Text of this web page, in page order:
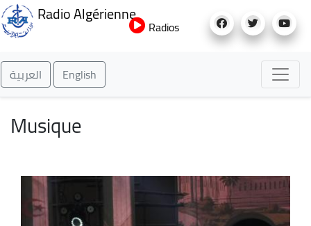
au
Radio Algérienne
Radios
العربية English
Musique